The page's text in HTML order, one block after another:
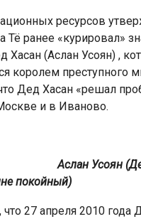
ресурсов
Тё ранее «курировал»
Хасан (Аслан Усоян) ,
королем преступного
Дед Хасан «решал
и в Иваново.
(Дед
покойный)
что 27 апреля 2010 года